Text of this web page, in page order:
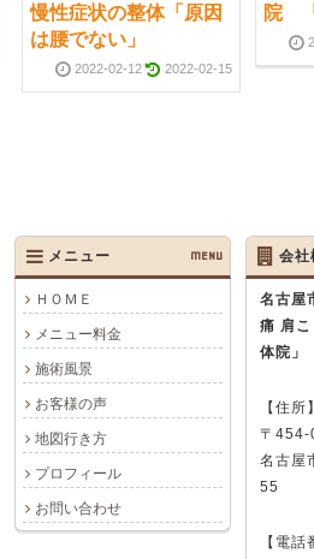
慢性症状の整体「原因
は腰でない」
2022-02-12 2022-02-15
院
メニュー MENU
ＨＯＭＥ
メニュー料金
施術風景
お客様の声
地図行き方
プロフィール
お問い合わせ
会社
名古屋
痛 肩
体院」
【住所】
〒454-
名古屋
55
【電話